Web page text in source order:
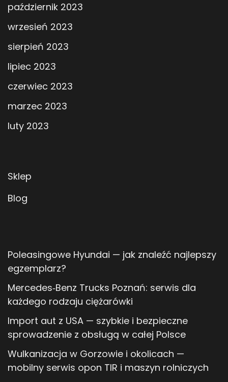
październik 2023
wrzesień 2023
sierpień 2023
lipiec 2023
czerwiec 2023
marzec 2023
luty 2023
Sklep
Blog
Poleasingowe Hyundai — jak znaleźć najlepszy
egzemplarz?
Mercedes‑Benz Trucks Poznań: serwis dla
każdego rodzaju ciężarówki
Import aut z USA — szybkie i bezpieczne
sprowadzenie z obsługą w całej Polsce
Wulkanizacja w Gorzowie i okolicach —
mobilny serwis opon TIR i maszyn rolniczych